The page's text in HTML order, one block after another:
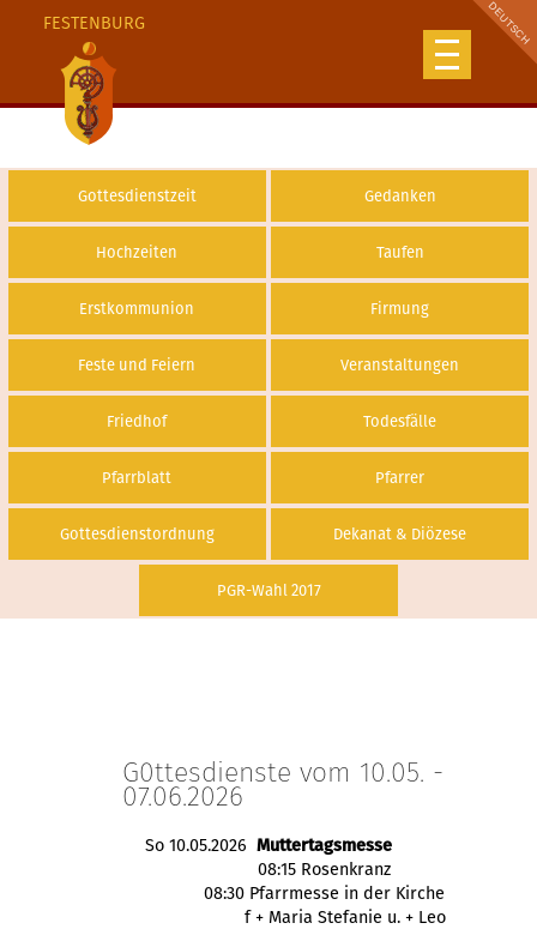
FESTENBURG
Gottesdienstzeit Gedanken
Hochzeiten Taufen
Erstkommunion Firmung
Feste und Feiern Veranstaltungen
Friedhof Todesfälle
Pfarrblatt Pfarrer
Gottesdienstordnung Dekanat & Diözese
PGR-Wahl 2017
G0ttesdienste vom 10.05. -
07.06.2026
So 10.05.2026 Muttertagsmesse
08:15 Rosenkranz
08:30 Pfarrmesse in der Kirche
f + Maria Stefanie u. + Leo